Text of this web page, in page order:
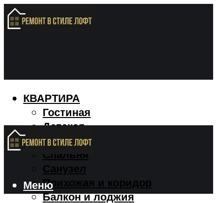
КВАРТИРА
Гостиная
Детская
Кухня
Спальня
Санузел
Прихожая и коридор
Балкон и лоджия
Меню